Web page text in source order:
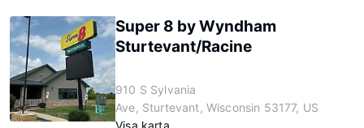
Super 8 by Wyndham
Sturtevant/Racine
910 S Sylvania
Ave, Sturtevant, Wisconsin 53177, US
Visa karta